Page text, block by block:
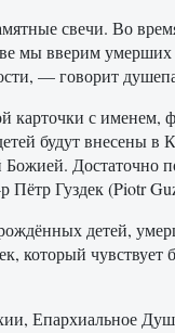
свечи. Во
вверим
— говорит
с
будут внесены
Гуздек (Piotr
детей,
Епархиальное